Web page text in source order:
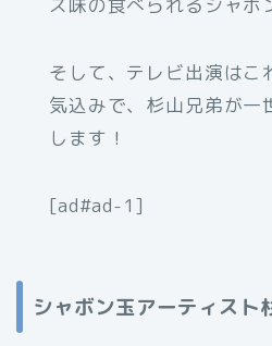
そして、テレビ出演はこ
気込みで、杉山兄弟が一
します！
[ad#ad-1]
シャボン玉アーティスト